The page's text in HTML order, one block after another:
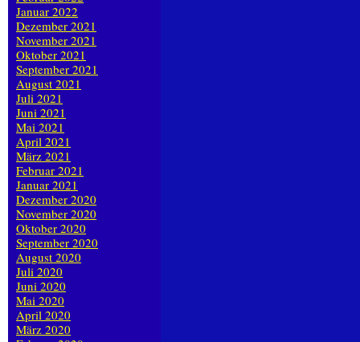
Januar 2022
Dezember 2021
November 2021
Oktober 2021
September 2021
August 2021
Juli 2021
Juni 2021
Mai 2021
April 2021
März 2021
Februar 2021
Januar 2021
Dezember 2020
November 2020
Oktober 2020
September 2020
August 2020
Juli 2020
Juni 2020
Mai 2020
April 2020
März 2020